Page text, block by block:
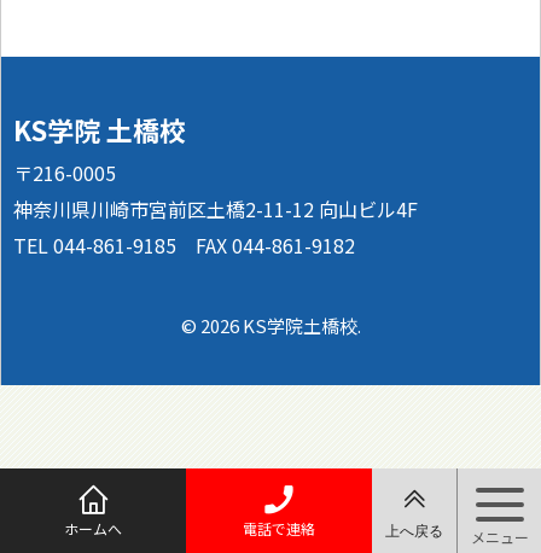
KS学院 土橋校
〒216-0005
神奈川県川崎市宮前区土橋2-11-12 向山ビル4F
TEL 044-861-9185 FAX 044-861-9182
© 2026 KS学院土橋校.
ホームへ 電話で連絡